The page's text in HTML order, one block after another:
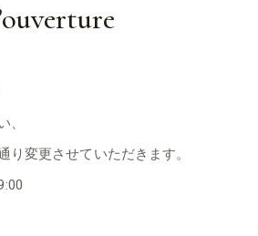
り変更させていただきます。